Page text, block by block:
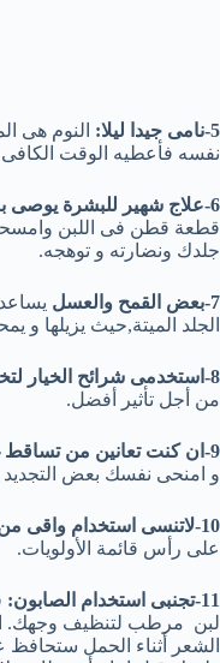
5-نامى جيدا ليلا:
النوم هى
نفسه فأعطيه الوقت
6-علاج شهير للبشرة يوصى به وهو استخدام لبن فاتر:
قطعة قطن فى اللبن
جلدك ونضارته و توهجه.
7-بعض القمح والعسل
الجلد الميتة,حيث يزيلها و
8-استخدمى شرائح الخيار لتخفيف الاجهاد عن العينين:
من أجل تأثير أفضل.
9-ان كنت تعانين من تساقط غزير للشعر
و امنحى نفسك بعض التجديد
10-لاتنسى استخدام واقى من الشمس:
على رأس قائمة الأولويات.
11-تجنبى استخدام الصابون:
لبن مرطب لتنظيف وجهك.
الشعر أثناء الحمل